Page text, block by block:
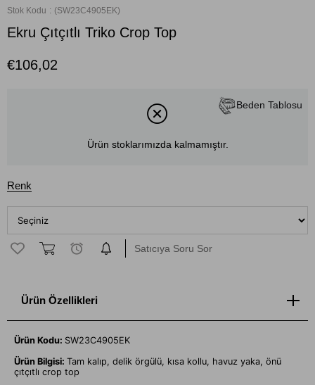
Stok Kodu (SW23C4905EK)
Ekru Çıtçıtlı Triko Crop Top
€106,02
Ürün stoklarımızda kalmamıştır.
Beden Tablosu
Renk
Satıcıya Soru Sor
Ürün Özellikleri
Ürün Kodu: SW23C4905EK
Ürün Bilgisi: Tam kalıp, delik örgülü, kısa kollu, havuz yaka, önü
çıtçıtlı crop top